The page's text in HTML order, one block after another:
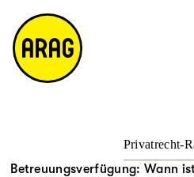
h
e
ta
k
ts
ei
te
e
m
a
p
Privatrecht-
Betreuungsverfügung: Wann